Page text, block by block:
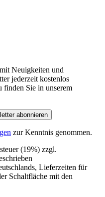
Neuigkeiten und
jederzeit kostenlos
finden Sie in unserem
abonnieren
zur Kenntnis genommen.
(19%) zzgl.
Lieferzeiten für
Schaltfläche mit den